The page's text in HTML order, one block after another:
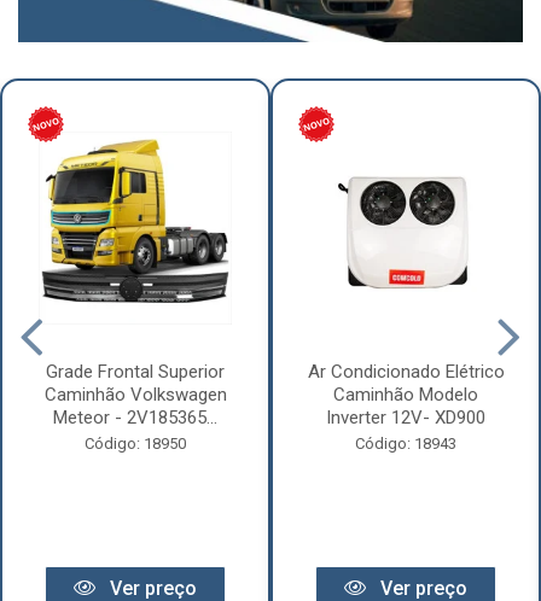
Grade Frontal Superior
Caminhão Volkswagen
Meteor - 2V185365...
Código: 18950
Ver preço
Ar Condicionado Elétrico
Caminhão Modelo
Inverter 12V- XD900
Código: 18943
Ver preço